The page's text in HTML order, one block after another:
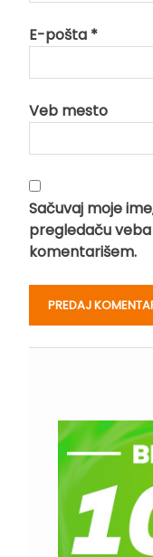
E-pošta *
Veb mesto
Sačuvaj moje
pregledaču
komentarišem.